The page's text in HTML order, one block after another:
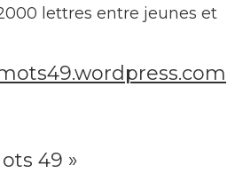
lettres entre jeunes et
49 »